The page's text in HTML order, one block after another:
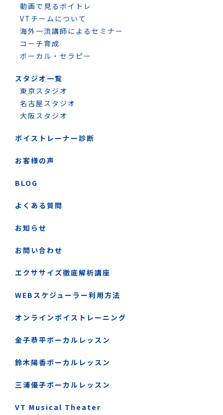
動画で見るボイトレ
VTチームについて
海外一流講師によるセミナー
コーチ育成
ボーカル・セラピー
スタジオ一覧
東京スタジオ
名古屋スタジオ
大阪スタジオ
ボイストレーナー診断
お客様の声
BLOG
よくある質問
お知らせ
お問い合わせ
エクササイズ徹底解析講座
WEBスケジューラー利用方法
オンラインボイストレーニング
金子恭平ボーカルレッスン
鈴木陽香ボーカルレッスン
三浦優子ボーカルレッスン
VT Musical Theater